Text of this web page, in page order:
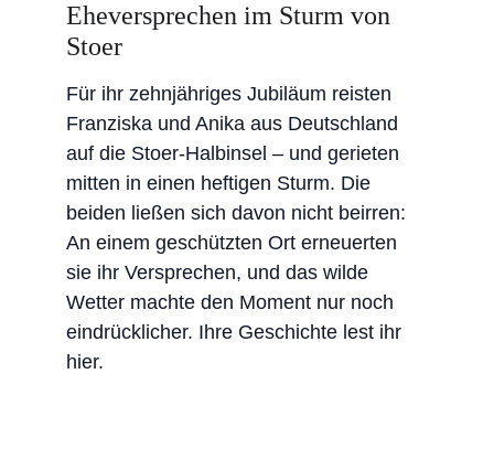
Eheversprechen im Sturm von
Stoer
Für ihr zehnjähriges Jubiläum reisten
Franziska und Anika aus Deutschland
auf die Stoer-Halbinsel – und gerieten
mitten in einen heftigen Sturm. Die
beiden ließen sich davon nicht beirren:
An einem geschützten Ort erneuerten
sie ihr Versprechen, und das wilde
Wetter machte den Moment nur noch
eindrücklicher. Ihre Geschichte lest ihr
hier.